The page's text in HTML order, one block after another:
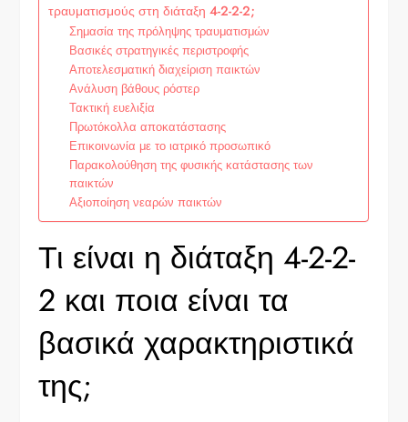
τραυματισμούς στη διάταξη 4-2-2-2;
Σημασία της πρόληψης τραυματισμών
Βασικές στρατηγικές περιστροφής
Αποτελεσματική διαχείριση παικτών
Ανάλυση βάθους ρόστερ
Τακτική ευελιξία
Πρωτόκολλα αποκατάστασης
Επικοινωνία με το ιατρικό προσωπικό
Παρακολούθηση της φυσικής κατάστασης των
παικτών
Αξιοποίηση νεαρών παικτών
Τι είναι η διάταξη 4-2-2-
2 και ποια είναι τα
βασικά χαρακτηριστικά
της;